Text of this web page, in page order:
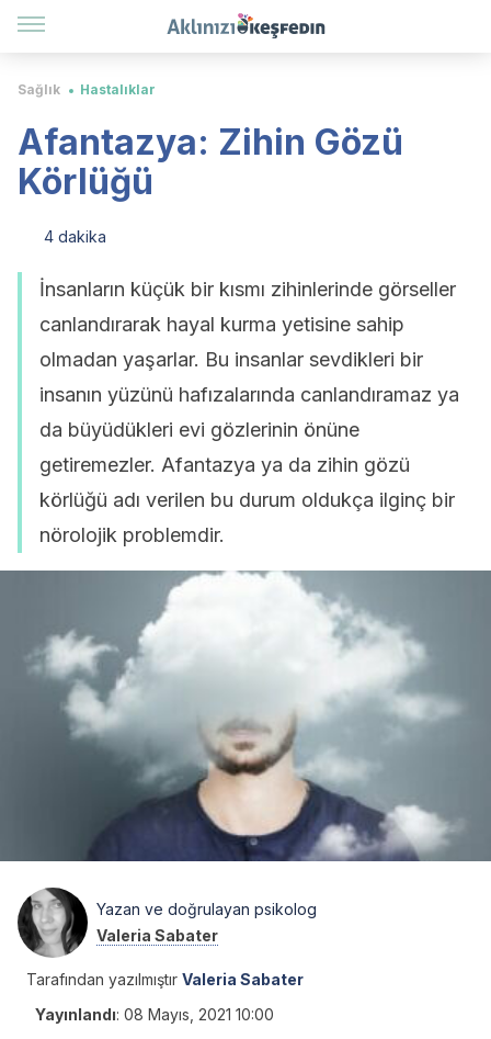
Sağlık Hastalıklar
Afantazya: Zihin Gözü
Körlüğü
4 dakika
İnsanların küçük bir kısmı zihinlerinde görseller
canlandırarak hayal kurma yetisine sahip
olmadan yaşarlar. Bu insanlar sevdikleri bir
insanın yüzünü hafızalarında canlandıramaz ya
da büyüdükleri evi gözlerinin önüne
getiremezler. Afantazya ya da zihin gözü
körlüğü adı verilen bu durum oldukça ilginç bir
nörolojik problemdir.
Yazan ve doğrulayan psikolog
Valeria Sabater
Tarafından yazılmıştır Valeria Sabater
Yayınlandı: 08 Mayıs, 2021 10:00